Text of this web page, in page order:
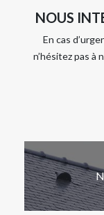
NOUS
En cas
n’hésitez pas à